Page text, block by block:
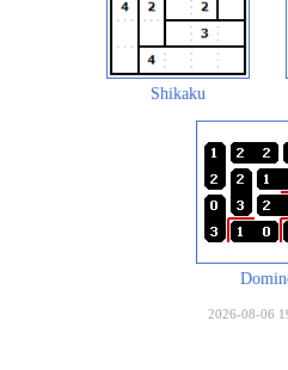
Shikaku
2026-08-06